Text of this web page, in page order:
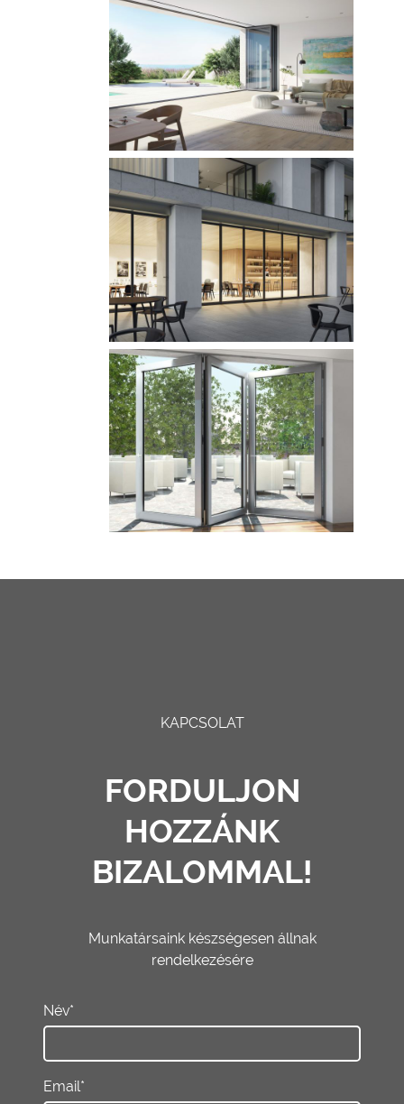
KAPCSOLAT
FORDULJON
HOZZÁNK
BIZALOMMAL!
Munkatársaink készségesen állnak
rendelkezésére
Név*
Email*